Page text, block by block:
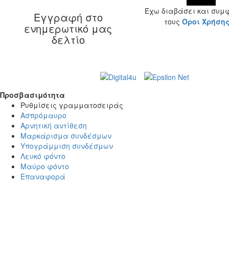
Εγγραφή στο
ενημερωτικό μας
δελτίο
Έχω διαβάσει και
τους Όροι
Προσβασιμότητα
Προσβασιμότητα
Ρυθμίσεις γραμματοσειράς
Ασπρόμαυρο
Αρνητική αντίθεση
Μαρκάρισμα συνδέσμων
Υπογράμμιση συνδέσμων
Λευκό φόντο
Μαύρο φόντο
Επαναφορά